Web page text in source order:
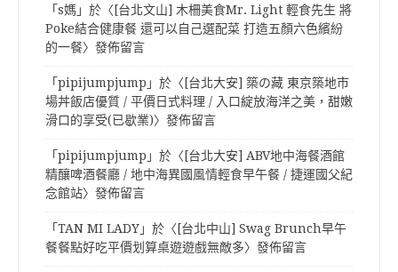
「s媽 」於〈 [台北文山] 木柵美食Mr. Light 輕食先生 將
Poke結合健康餐 還可以自己選配菜 打造五顏六色繽紛
的一餐〉發佈留言
「pipijumpjump 」於〈 [台北大安] 築の藏 東京築地市
場丼飯店優質 / 平價日式料理 / 入口綻放海洋之美，甜嫩
滑口的享受(已歇業)〉發佈留言
「pipijumpjump 」於〈 [台北大安] ABV地中海餐酒館
精釀啤酒餐廳 / 地中海異國風情輕食早午餐 / 捷運國父紀
念館站〉發佈留言
「TAN MI LADY」於〈 [台北中山] Swag Brunch早午
餐餐點好吃平價划算桌遊遊戲無敵多〉發佈留言